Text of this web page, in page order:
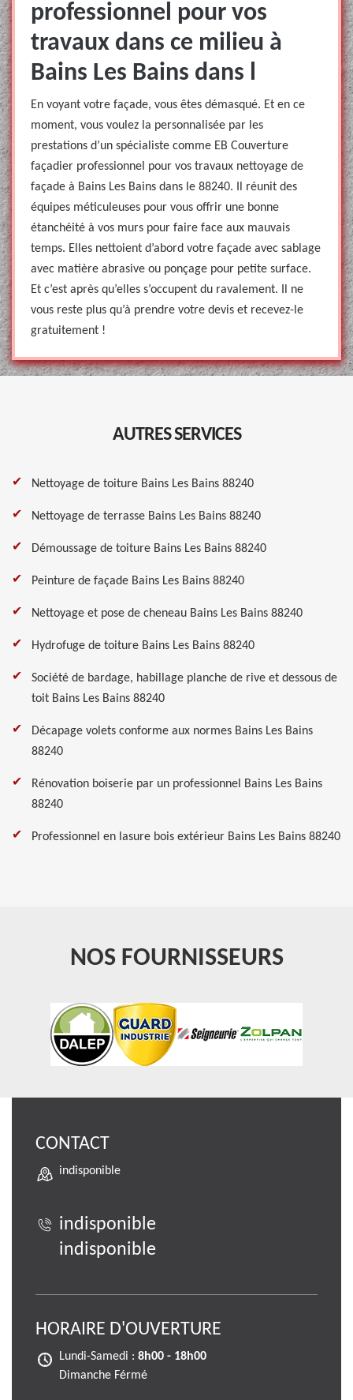
professionnel pour vos
travaux dans ce milieu à
Bains Les Bains dans l
En voyant votre façade, vous êtes démasqué. Et en ce
moment, vous voulez la personnalisée par les
prestations d’un spécialiste comme EB Couverture
façadier professionnel pour vos travaux nettoyage de
façade à Bains Les Bains dans le 88240. Il réunit des
équipes méticuleuses pour vous offrir une bonne
étanchéité à vos murs pour faire face aux mauvais
temps. Elles nettoient d’abord votre façade avec sablage
avec matière abrasive ou ponçage pour petite surface.
Et c’est après qu’elles s’occupent du ravalement. Il ne
vous reste plus qu’à prendre votre devis et recevez-le
gratuitement !
AUTRES SERVICES
Nettoyage de toiture Bains Les Bains 88240
Nettoyage de terrasse Bains Les Bains 88240
Démoussage de toiture Bains Les Bains 88240
Peinture de façade Bains Les Bains 88240
Nettoyage et pose de cheneau Bains Les Bains 88240
Hydrofuge de toiture Bains Les Bains 88240
Société de bardage, habillage planche de rive et dessous de
toit Bains Les Bains 88240
Décapage volets conforme aux normes Bains Les Bains
88240
Rénovation boiserie par un professionnel Bains Les Bains
88240
Professionnel en lasure bois extérieur Bains Les Bains 88240
NOS FOURNISSEURS
CONTACT
indisponible
indisponible
indisponible
HORAIRE D'OUVERTURE
Lundi-Samedi : 8h00 - 18h00
Dimanche Férmé